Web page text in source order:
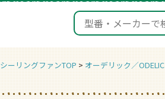
シーリングファンTOP オーデリック／ODELIC